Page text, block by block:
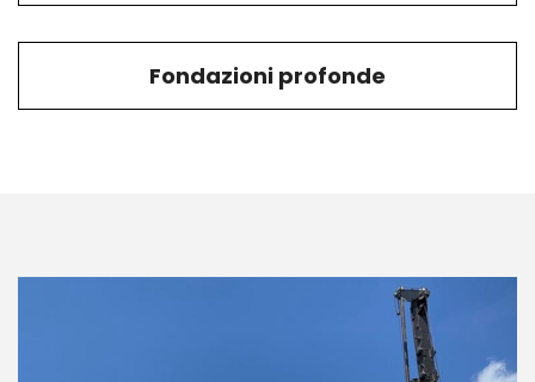
Fondazioni profonde